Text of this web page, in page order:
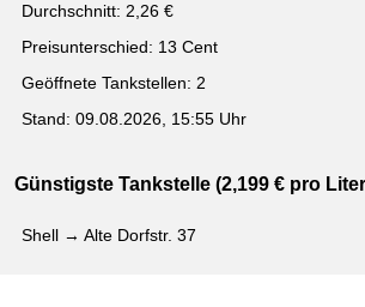
Durchschnitt: 2,26 €
Preisunterschied: 13 Cent
Geöffnete Tankstellen: 2
Stand: 09.08.2026, 15:55 Uhr
Günstigste Tankstelle (2,199 € pro
Shell → Alte Dorfstr. 37